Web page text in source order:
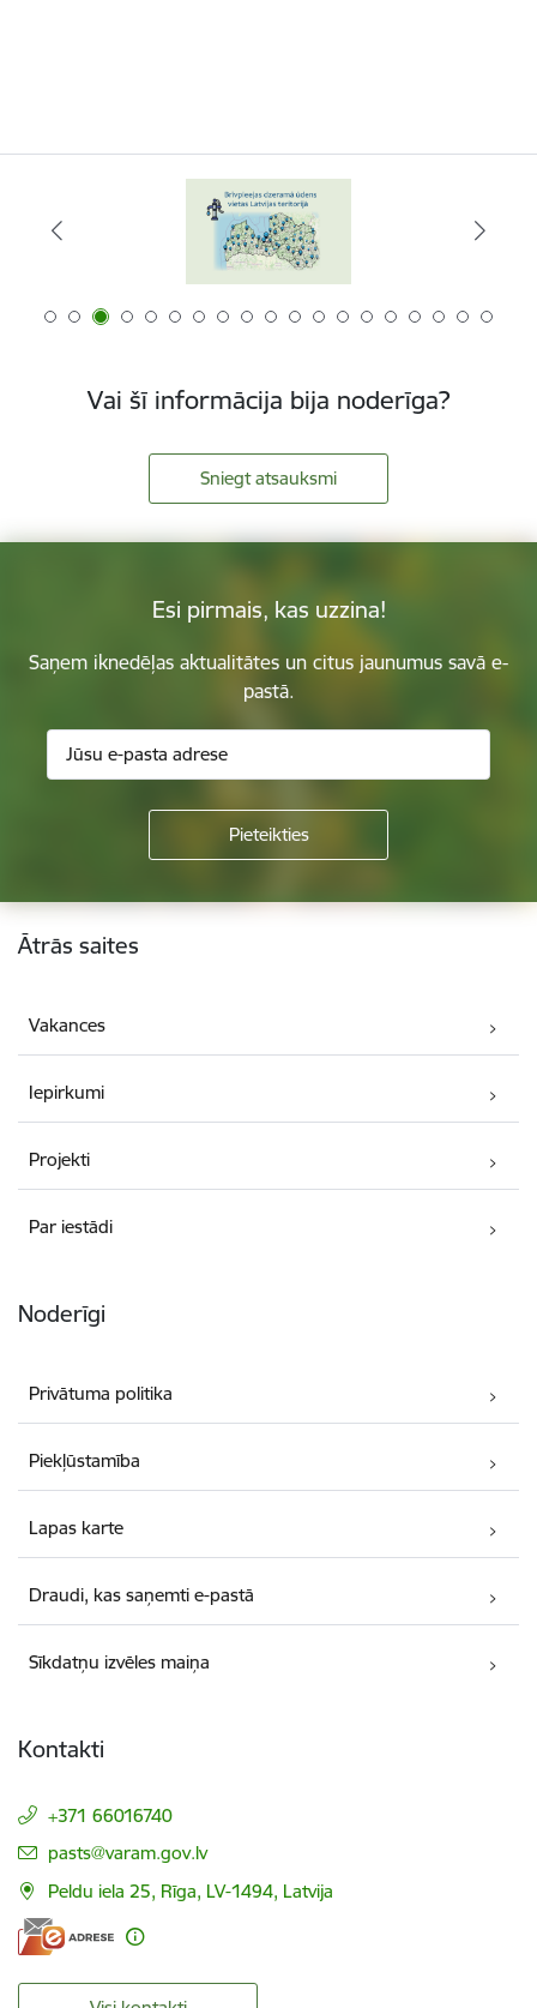
Vai šī informācija bija noderīga?
Sniegt atsauksmi
Esi pirmais, kas uzzina!
Saņem iknedēļas aktualitātes un citus jaunumus savā e-
pastā.
Kājene
Ātrās saites
Vakances
Iepirkumi
Projekti
Par iestādi
Noderīgi
Privātuma politika
Piekļūstamība
Lapas karte
Draudi, kas saņemti e-pastā
Sīkdatņu izvēles maiņa
Kontakti
+371 66016740
E-pasts:
pasts@varam.gov.lv
Peldu iela 25, Rīga, LV-1494, Latvija